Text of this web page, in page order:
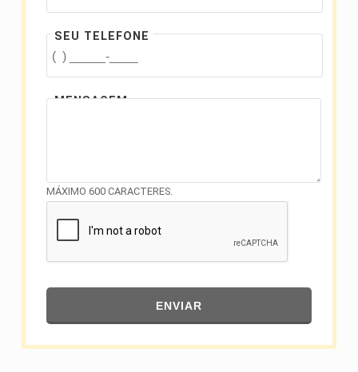
SEU TELEFONE
MENSAGEM
MÁXIMO 600 CARACTERES.
ENVIAR